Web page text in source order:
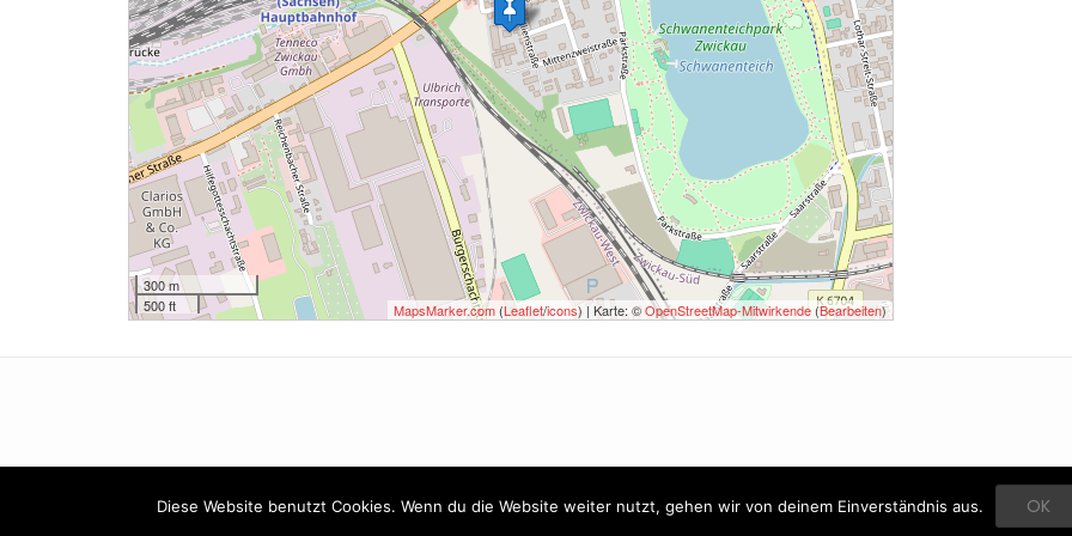
300 m
500 ft
MapsMarker.com(Leaflet/icons) | Karte: ©OpenStreetMap-Mitwirkende(Bearbeiten)
Theme:ConicabyKaira
Diese Website benutzt Cookies. Wenn du die Website weiter nutzt, gehen wir von deinem Einverständnis aus. OK